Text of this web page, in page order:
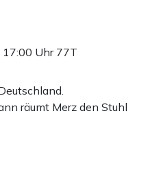
17:00 Uhr 77T
räumt Merz den Stuhl